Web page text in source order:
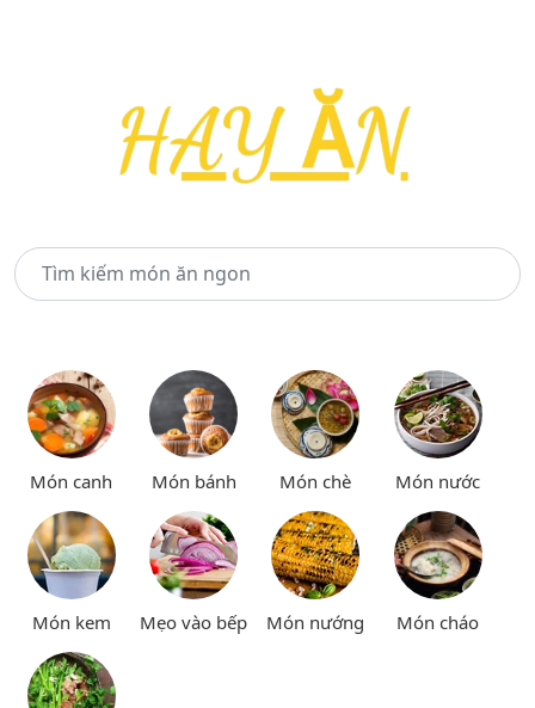
Món canh Món bánh Món chè Món nước
Món kem Mẹo vào bếp Món nướng Món cháo